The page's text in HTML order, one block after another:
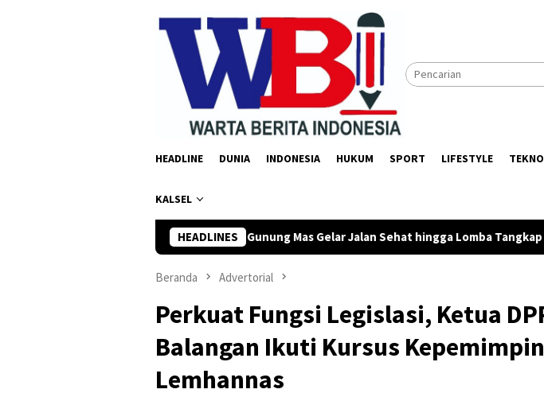
HEADLINE DUNIA INDONESIA HUKUM SPORT LIFESTYLE
KALSEL
HEADLINES
81 RI, Polres Gunung Mas Gelar Jalan Sehat hingga Lomba Tangkap Bebek Komisi III
Beranda Advertorial
Perkuat Fungsi Legislasi, Ketua
Balangan Ikuti Kursus
Lemhannas